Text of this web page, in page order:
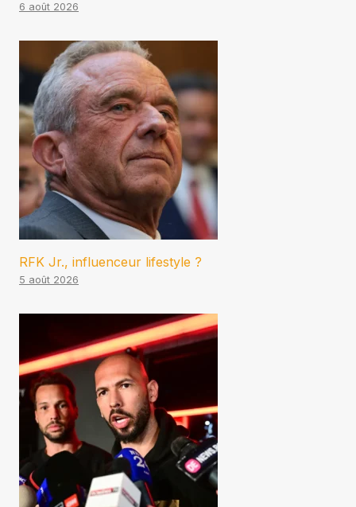
6 août 2026
RFK Jr., influenceur lifestyle ?
5 août 2026